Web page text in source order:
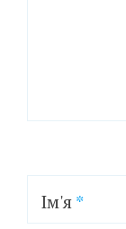
Ім'я*